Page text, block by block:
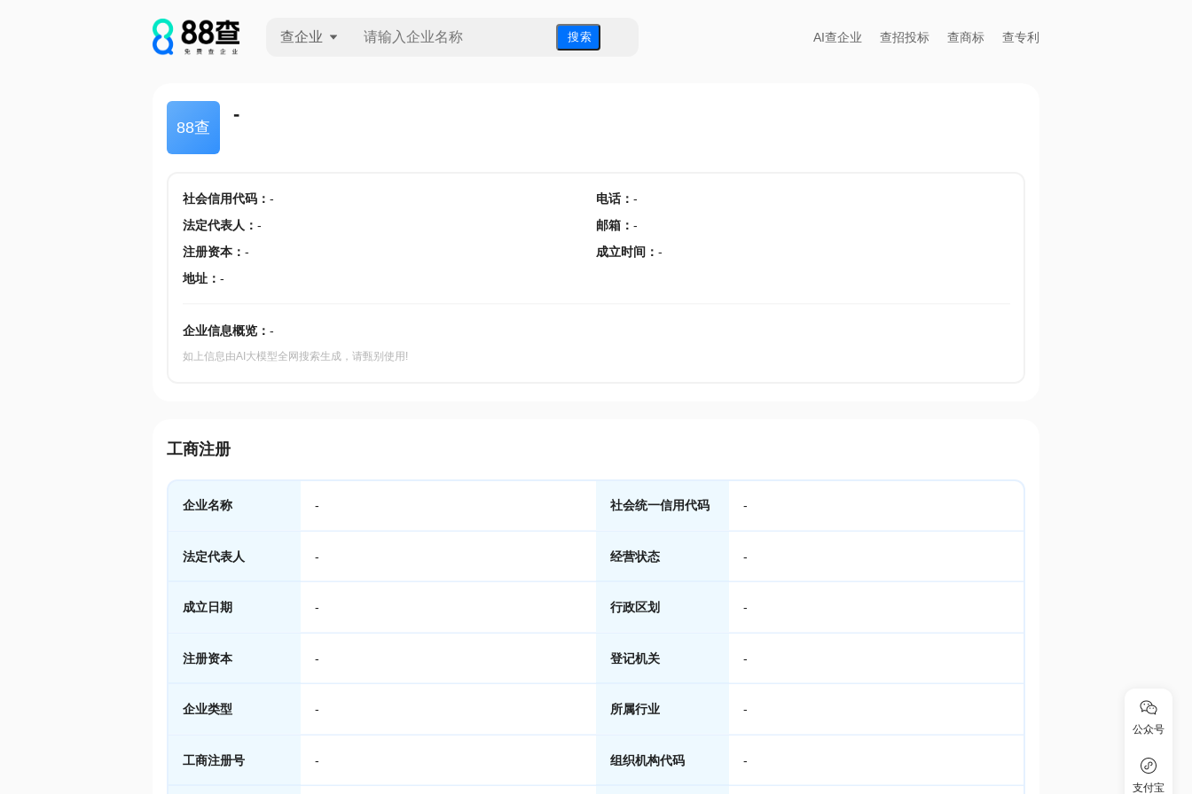
查企业 搜 索 AI查企业 查招投标 查商标 查专利
88查
-
社会信用代码： - 电话： -
法定代表人 ： - 邮箱 ： -
注册资本： - 成立时间 ： -
地址： -
企业信息概览： -
如上信息由AI大模型全网搜索生成，请甄别使用!
工商注册
企业名称 - 社会统一信用代码 -
法定代表人 - 经营状态 -
成立日期 - 行政区划 -
注册资本 - 登记机关 -
企业类型 - 所属行业 -
工商注册号 - 组织机构代码 -
公众号
支付宝